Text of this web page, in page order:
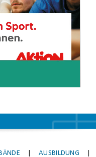
AUSBILDUNG